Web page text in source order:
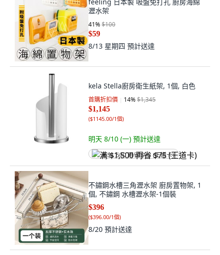
瀝水架
41%$100
$59
8/13 星期四 預計送達
kela Stella廚房衛生紙架, 1個, 白色
首購折扣價 14%$1,345
$1,145
($1145.00/1個)
明天 8/10 (一) 預計送達
满 $1,500 再省 $75 (王道卡)
不鏽鋼水槽三角瀝水架 廚房置物架, 1
個, 不鏽鋼 水槽瀝水架-1個裝
$396
($396.00/1個)
8/20 預計送達